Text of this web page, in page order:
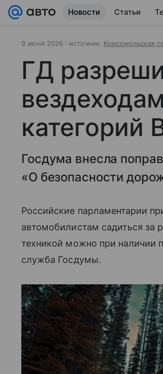
Новости Статьи
9 июня 2026 источник: Комсомольская
ГД
категорий
Госдума внесла
«О безопасности
Российские парламентарии
автомобилистам садиться за
техникой можно при наличии
служба Госдумы.